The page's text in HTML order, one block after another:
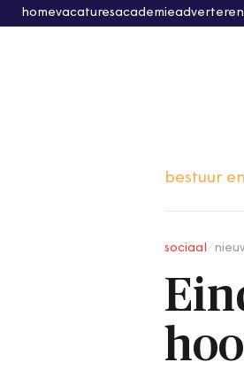
homevacaturesacademieadverteren
bestuur
sociaal